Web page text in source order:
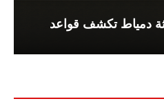
دمياط تكشف قواعد